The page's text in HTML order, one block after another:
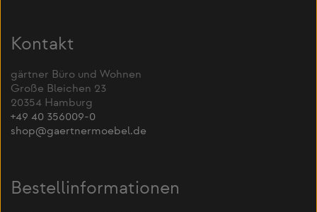
Kontakt
gärtner Büro und Wohnen
Große Bleichen 23
20354 Hamburg
+49 40 356009-0
shop@gaertnermoebel.de
Bestellinformationen